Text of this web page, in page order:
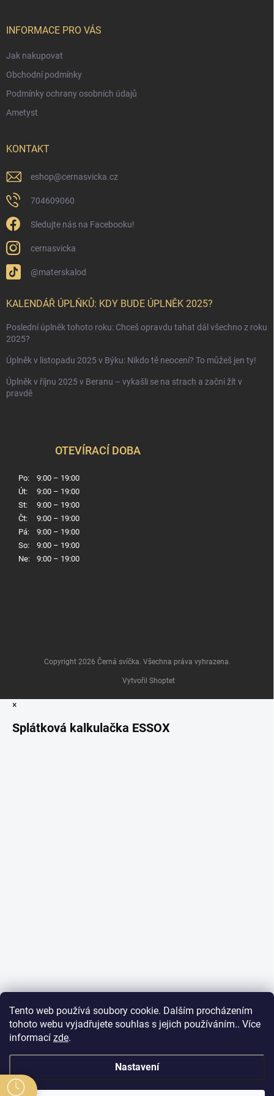
Tento web používá soubory cookie. Dalším procházením
tohoto webu vyjadřujete souhlas s jejich používáním.. Více
informací zde.
Nastavení
INFORMACE PRO VÁS
Jak nakupovat
Obchodní podmínky
Podmínky ochrany osobních údajů
Ametyst
KONTAKT
eshop@cernasvicka.cz
704609060
Sledujte nás na Facebooku!
cernasvicka
@materskalod
KALENDÁŘ ÚPLŇKŮ: KDY BUDE ÚPLNĚK 2025?
Poslední úplněk tohoto roku: Chceš opravdu tahat dál všechno z roku
2025?
Úplněk v listopadu 2025 v Býku: Nikdo tě neocení? To můžeš jen ty!
Úplněk v říjnu 2025 v Beranu – vykašli se na strach a začni žít v
pravdě
OTEVÍRACÍ DOBA
Po:
9:00 – 19:00
Út:
9:00 – 19:00
St:
9:00 – 19:00
Čt:
9:00 – 19:00
Pá:
9:00 – 19:00
So:
9:00 – 19:00
Ne:
9:00 – 19:00
Vytvořil Shoptet
Copyright 2026 Černá svíčka. Všechna práva vyhrazena.
×
Splátková kalkulačka ESSOX